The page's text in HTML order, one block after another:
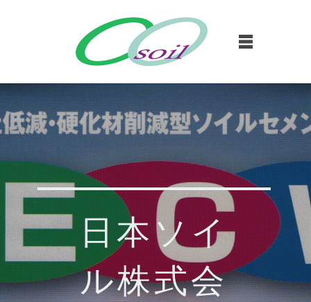
日本ソイ
ル株式会